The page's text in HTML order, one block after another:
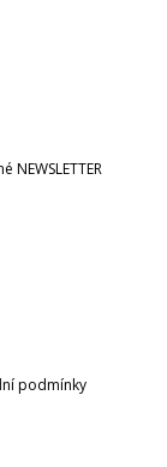
NEWSLETTER
podmínky